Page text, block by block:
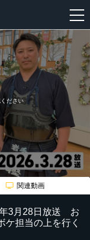
新
規
登
録
ださい
関連動画
3月28日放送 お
ケ担当の上を行く